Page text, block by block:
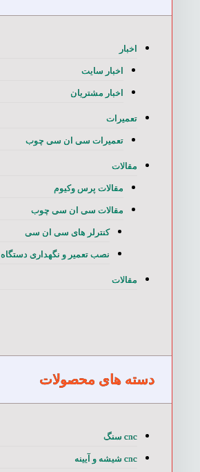
اخبار
اخبار سایت
اخبار مشتریان
تعمیرات
تعمیرات سی ان سی چوب
مقالات
مقالات پرس وکیوم
مقالات سی ان سی چوب
کنترلر های سی ان سی
نصب تعمیر و نگهداری دستگاه cnc
مقالات
دسته های محصولات
cnc سنگ
cnc شیشه و آیینه